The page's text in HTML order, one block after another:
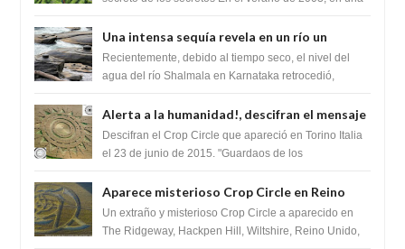
Una intensa sequía revela en un río un
impresionante hallazgo de miles de Shiva
Lingas
Recientemente, debido al tiempo seco, el nivel del
agua del río Shalmala en Karnataka retrocedió,
Alerta a la humanidad!, descifran el mensaje
del Crop Circle de Torino ,Italia
Descifran el Crop Circle que apareció en Torino Italia
el 23 de junio de 2015. "Guardaos de los
Aparece misterioso Crop Circle en Reino
Unido 23 de junio 2016
Un extraño y misterioso Crop Circle a aparecido en
The Ridgeway, Hackpen Hill, Wiltshire, Reino Unido,